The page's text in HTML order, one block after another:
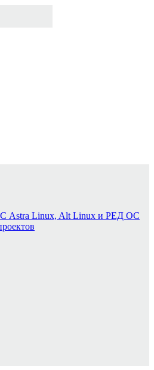
Astra Linux, Alt Linux и РЕД ОС